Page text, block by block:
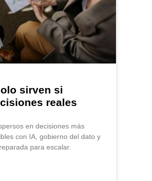
sirven si
reales
en decisiones más
con IA, gobierno del dato y
para escalar.